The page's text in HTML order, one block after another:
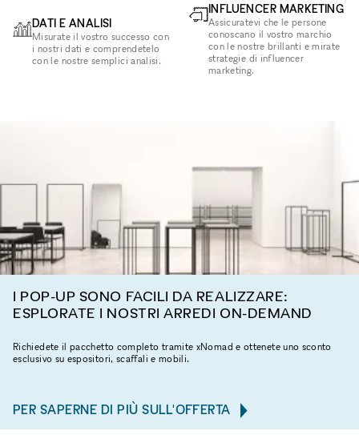
DATI E ANALISI
Misurate il vostro successo con
i nostri dati e comprendetelo
con le nostre semplici analisi.
INFLUENCER MARKETING
Assicuratevi che le persone
conoscano il vostro marchio
con le nostre brillanti e mirate
strategie di influencer
marketing.
I POP-UP SONO FACILI DA REALIZZARE:
ESPLORATE I NOSTRI ARREDI ON-DEMAND
Richiedete il pacchetto completo tramite xNomad e ottenete uno sconto
esclusivo su espositori, scaffali e mobili.
PER SAPERNE DI PIÙ SULL'OFFERTA